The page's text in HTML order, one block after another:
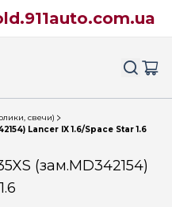
свечи)
Lancer IX 1.6/Space Star 1.6
(зам.MD342154)